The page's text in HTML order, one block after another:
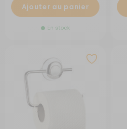
Ajouter au panier
En stock